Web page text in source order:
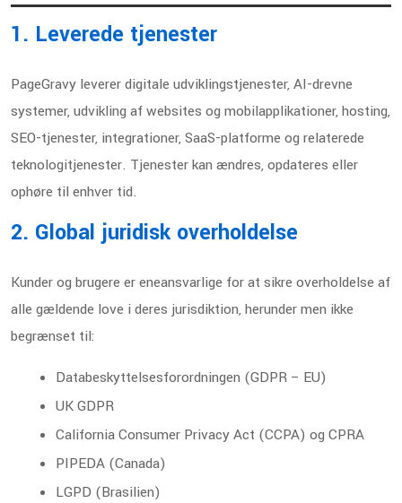
1. Leverede tjenester
PageGravy leverer digitale udviklingstjenester, AI-drevne
systemer, udvikling af websites og mobilapplikationer, hosting,
SEO-tjenester, integrationer, SaaS-platforme og relaterede
teknologitjenester. Tjenester kan ændres, opdateres eller
ophøre til enhver tid.
2. Global juridisk overholdelse
Kunder og brugere er eneansvarlige for at sikre overholdelse af
alle gældende love i deres jurisdiktion, herunder men ikke
begrænset til:
Databeskyttelsesforordningen (GDPR – EU)
UK GDPR
California Consumer Privacy Act (CCPA) og CPRA
PIPEDA (Canada)
LGPD (Brasilien)